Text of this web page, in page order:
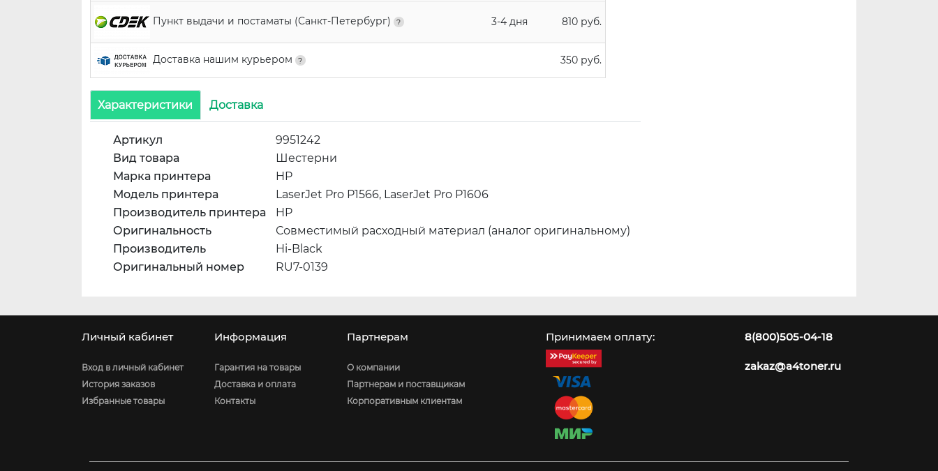
Пункт выдачи и постаматы (Санкт-Петербург) 3-4 дня 810 руб.
Доставка нашим курьером 350 руб.
Характеристики Доставка
Артикул
9951242
Вид товара
Шестерни
Марка принтера
HP
Модель принтера
LaserJet Pro P1566, LaserJet Pro P1606
Производитель принтера
HP
Оригинальность
Совместимый расходный материал (аналог оригинальному)
Производитель
Hi-Black
Оригинальный номер
RU7-0139
Личный кабинет
Вход в личный кабинет
История заказов
Избранные товары
Информация
Гарантия на товары
Доставка и оплата
Контакты
Партнерам
О компании
Партнерам и поставщикам
Корпоративным клиентам
Принимаем оплату: 8(800)505-04-18
zakaz@a4toner.ru